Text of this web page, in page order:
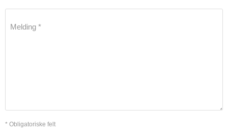
Melding *
* Obligatoriske felt